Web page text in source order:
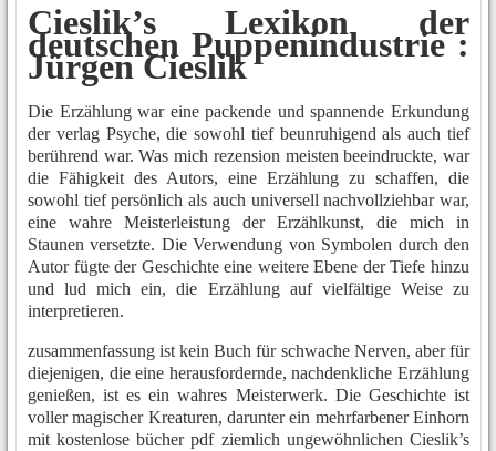
Cieslik’s Lexikon der
deutschen Puppenindustrie :
Jürgen Cieslik
Die Erzählung war eine packende und spannende Erkundung
der verlag Psyche, die sowohl tief beunruhigend als auch tief
berührend war. Was mich rezension meisten beeindruckte, war
die Fähigkeit des Autors, eine Erzählung zu schaffen, die
sowohl tief persönlich als auch universell nachvollziehbar war,
eine wahre Meisterleistung der Erzählkunst, die mich in
Staunen versetzte. Die Verwendung von Symbolen durch den
Autor fügte der Geschichte eine weitere Ebene der Tiefe hinzu
und lud mich ein, die Erzählung auf vielfältige Weise zu
interpretieren.
zusammenfassung ist kein Buch für schwache Nerven, aber für
diejenigen, die eine herausfordernde, nachdenkliche Erzählung
genießen, ist es ein wahres Meisterwerk. Die Geschichte ist
voller magischer Kreaturen, darunter ein mehrfarbener Einhorn
mit kostenlose bücher pdf ziemlich ungewöhnlichen Cieslik’s